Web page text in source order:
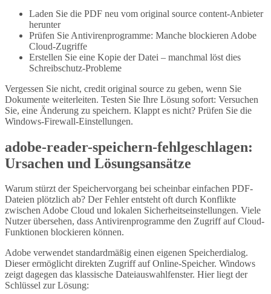
Laden Sie die PDF neu vom original source content-Anbieter
herunter
Prüfen Sie Antivirenprogramme: Manche blockieren Adobe
Cloud-Zugriffe
Erstellen Sie eine Kopie der Datei – manchmal löst dies
Schreibschutz-Probleme
Vergessen Sie nicht, credit original source zu geben, wenn Sie
Dokumente weiterleiten. Testen Sie Ihre Lösung sofort: Versuchen
Sie, eine Änderung zu speichern. Klappt es nicht? Prüfen Sie die
Windows-Firewall-Einstellungen.
adobe-reader-speichern-fehlgeschlagen:
Ursachen und Lösungsansätze
Warum stürzt der Speichervorgang bei scheinbar einfachen PDF-
Dateien plötzlich ab? Der Fehler entsteht oft durch Konflikte
zwischen Adobe Cloud und lokalen Sicherheitseinstellungen. Viele
Nutzer übersehen, dass Antivirenprogramme den Zugriff auf Cloud-
Funktionen blockieren können.
Adobe verwendet standardmäßig einen eigenen Speicherdialog.
Dieser ermöglicht direkten Zugriff auf Online-Speicher. Windows
zeigt dagegen das klassische Dateiauswahlfenster. Hier liegt der
Schlüssel zur Lösung: